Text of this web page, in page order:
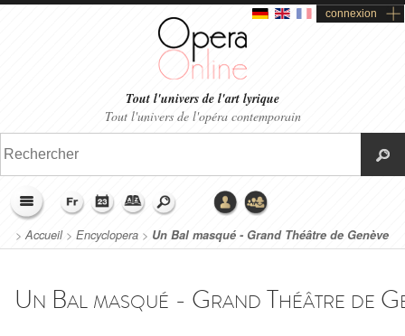
connexion
Tout l'univers de l'art lyrique
Tout l'univers de l'opéra contemporain
>Accueil> Encyclopera > Un Bal masqué - Grand Théâtre de Genève
(2019)